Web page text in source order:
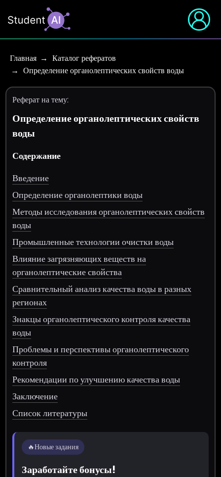
Главная
Каталог рефератов
Определение органолептических свойств воды
Реферат на тему:
Определение органолептических свойств
воды
Содержание
Введение
Определение органолептики воды
Методы исследования органолептических свойств
воды
Промышленные технологии очистки воды
Влияние загрязняющих веществ на
органолептические свойства
Сравнительный анализ качества воды в разных
регионах
Знакцы органолептического контроля качества
воды
Проблемы и перспективы органолептического
контроля
Рекомендации по улучшению качества воды
Заключение
Список литературы
🔥Новые задания
Заработайте бонусы!